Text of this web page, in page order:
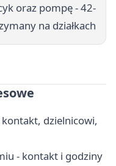
oraz pompę - 42-
na działkach
dzielnicowi,
- kontakt i godziny